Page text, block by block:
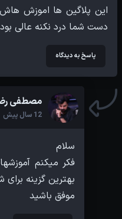
این پلاگین ها اموزش هاش
دست شما درد نکنه عالی بود
پاسخ به دیدگاه
مصطفی
12 سال پیش
فکر میکنم
موفق باشید